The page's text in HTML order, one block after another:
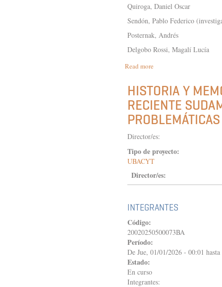
Quiroga, Daniel Oscar
Sendón, Pablo Federico
Posternak, Andrés
Delgobo Rossi, Magalí Lucía
Read more
SERVICIO
COMO
CLAVE
INTERPRETATIVA.
UN
AL
CENTRAL
VIRREINATO
DEL
PARTIR
PERCEPCIÓN,
PRAXIS
REFLEXIÓN
HISTORIA Y
RECIENTE
PROBLEMÁTICAS
Director/es:
Tipo de proyecto:
UBACYT
Director/es:
INTEGRANTES
Código:
20020250500073BA
Período:
De Jue, 01/01/2026 - 00:01 hasta
Estado:
En curso
Integrantes: